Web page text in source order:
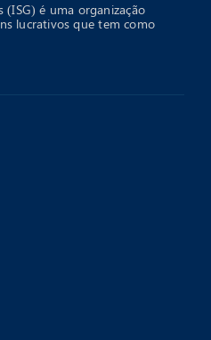
é uma organização
lucrativos que tem como